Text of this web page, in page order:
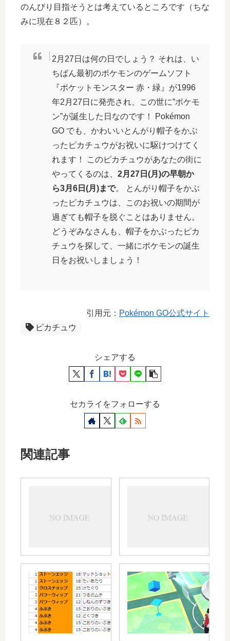
のんびり目指そうとは考えているところです（ちな
みに現在８２匹）。
2月27日は何の日でしょう？ それは、い
ちばん最初のポケモンのゲームソフト
『ポケットモンスター 赤・緑』が1996
年2月27日に発売され、この世に”ポケモ
ン”が誕生した日なのです！ Pokémon
GO でも、かわいいとんがり帽子をかぶ
ったピカチュウがお祝いに駆けつけてく
れます！ このピカチュウがあなたの街に
やってくるのは、 2月27日(月)の早朝か
ら3月6日(月)まで。 とんがり帽子をかぶ
ったピカチュウは、このお祝いの期間が
過ぎても帽子を脱ぐことはありません。
どうぞみなさんも、帽子をかぶったピカ
チュウを探して、一緒にポケモンの誕生
日をお祝いしましょう！
引用元： Pokémon GO公式サイト
ピカチュウ
シェアする
セカライをフォローする
関連記事
ポケモン
GOジムで
強いわざ